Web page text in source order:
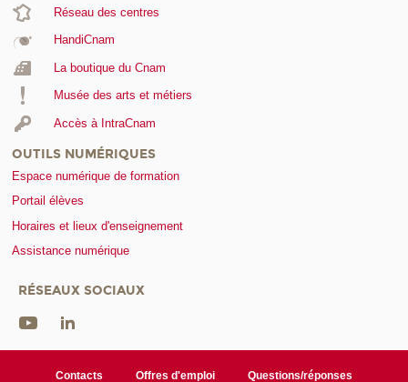
Réseau des centres
HandiCnam
La boutique du Cnam
Musée des arts et métiers
Accès à IntraCnam
OUTILS NUMÉRIQUES
Espace numérique de formation
Portail élèves
Horaires et lieux d'enseignement
Assistance numérique
RÉSEAUX SOCIAUX
Contacts Offres d'emploi Questions/réponses